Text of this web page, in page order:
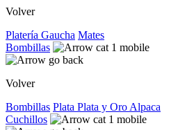
Volver
Platería Gaucha Mates
Bombillas
Volver
Bombillas Plata Plata y Oro Alpaca
Cuchillos